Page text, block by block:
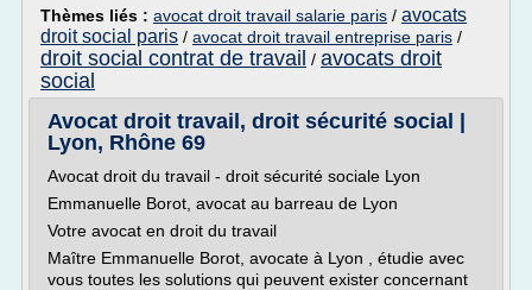
Thèmes liés : avocat droit travail salarie paris / avocats
droit social paris / avocat droit travail entreprise paris /
droit social contrat de travail / avocats droit
social
Avocat droit travail, droit sécurité social |
Lyon, Rhône 69
Avocat droit du travail - droit sécurité sociale Lyon
Emmanuelle Borot, avocat au barreau de Lyon
Votre avocat en droit du travail
Maître Emmanuelle Borot, avocate à Lyon , étudie avec
vous toutes les solutions qui peuvent exister concernant